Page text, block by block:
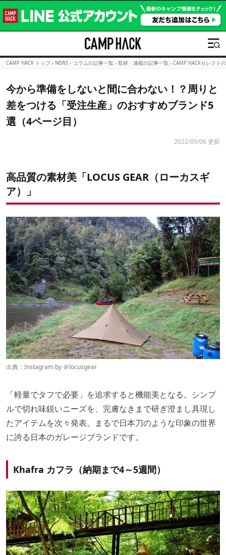
CAMP HACK トップ › NEWS・コラムの記事一覧 › 取材・連載の記事一覧 › CAMP HACKセレクト
今から準備をしないと間に合わない！？周りと
差をつける「受注生産」のおすすめブランド5
選（4ページ目）
2022/09/06 更新
高品質の素材美「LOCUS GEAR（ローカスギ
ア）」
出典：Instagram by ＠locusgear
「軽量でタフで必要」を追求すると機能美となる。シンプ
ルで切れ味鋭いニーズを、完膚なきまで研ぎ澄まし具現し
たアイテムを次々発表。まるで日本刀のような印象の世界
に誇る日本のガレージブランドです。
Khafra カフラ（納期まで4～5週間）